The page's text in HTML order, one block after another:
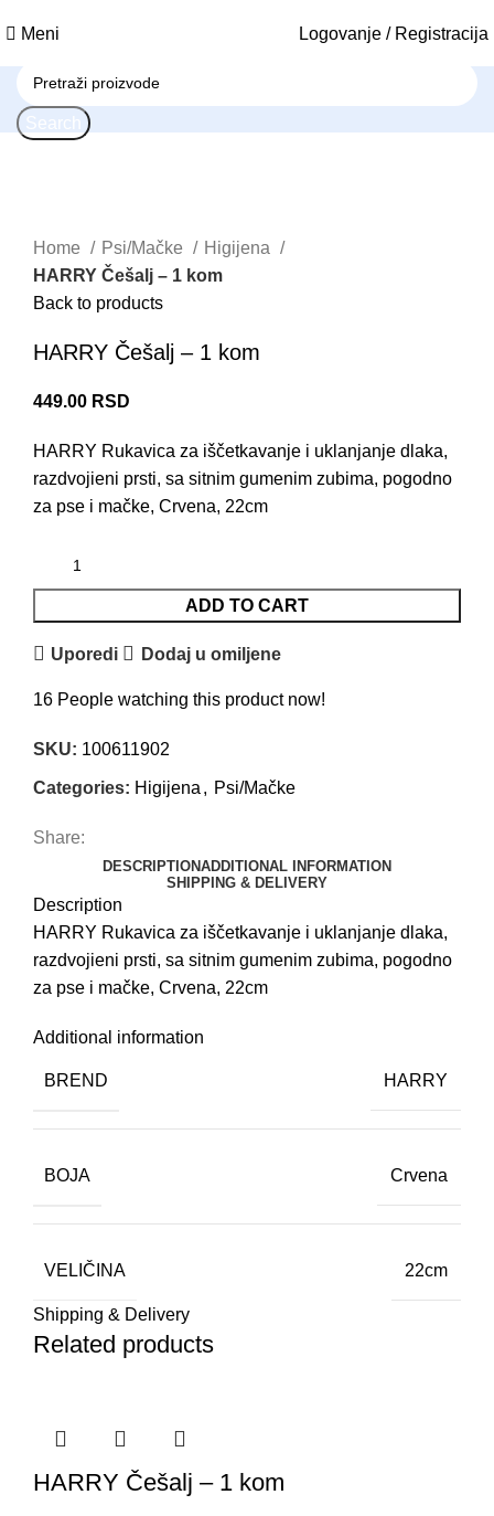
Meni Logovanje / Registracija
Search
Home
Psi/Mačke
Higijena
HARRY Češalj – 1 kom
Back to products
HARRY Češalj – 1 kom
449.00 RSD
HARRY Rukavica za iščetkavanje i uklanjanje dlaka,
razdvojieni prsti, sa sitnim gumenim zubima, pogodno
za pse i mačke, Crvena, 22cm
ADD TO CART
Uporedi Dodaj u omiljene
16 People watching this product now!
SKU: 100611902
Categories: Higijena , Psi/Mačke
Share:
DESCRIPTIONADDITIONAL INFORMATION
SHIPPING & DELIVERY
Description
HARRY Rukavica za iščetkavanje i uklanjanje dlaka,
razdvojieni prsti, sa sitnim gumenim zubima, pogodno
za pse i mačke, Crvena, 22cm
Additional information
BREND HARRY
BOJA Crvena
VELIČINA 22cm
Shipping & Delivery
Related products
HARRY Češalj – 1 kom